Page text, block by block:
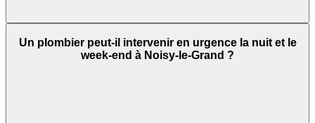
Un plombier peut-il intervenir en urgence la nuit et le
week-end à Noisy-le-Grand ?